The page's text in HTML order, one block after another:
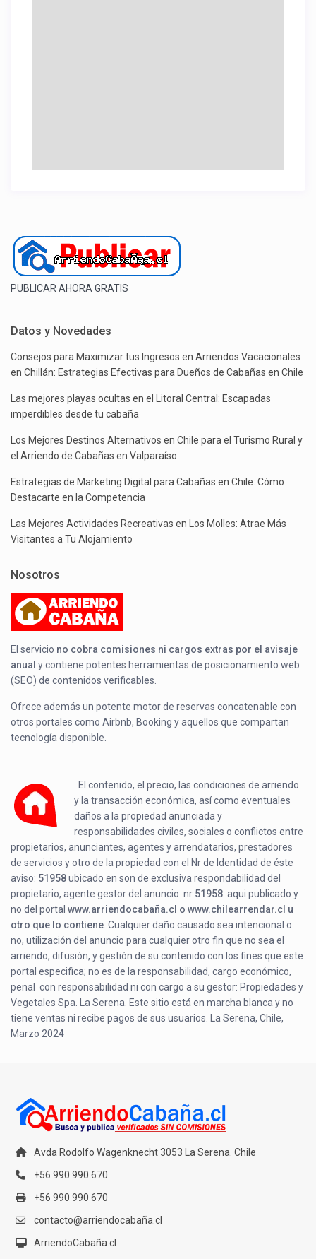
PUBLICAR AHORA GRATIS
Datos y Novedades
Consejos para Maximizar tus Ingresos en Arriendos Vacacionales
en Chillán: Estrategias Efectivas para Dueños de Cabañas en Chile
Las mejores playas ocultas en el Litoral Central: Escapadas
imperdibles desde tu cabaña
Los Mejores Destinos Alternativos en Chile para el Turismo Rural y
el Arriendo de Cabañas en Valparaíso
Estrategias de Marketing Digital para Cabañas en Chile: Cómo
Destacarte en la Competencia
Las Mejores Actividades Recreativas en Los Molles: Atrae Más
Visitantes a Tu Alojamiento
Nosotros
El servicio no cobra comisiones ni cargos extras por el avisaje
anual y contiene potentes herramientas de posicionamiento web
(SEO) de contenidos verificables.
Ofrece además un potente motor de reservas concatenable con
otros portales como Airbnb, Booking y aquellos que compartan
tecnología disponible.
El contenido, el precio, las condiciones de arriendo
y la transacción económica, así como eventuales
daños a la propiedad anunciada y
responsabilidades civiles, sociales o conflictos entre
propietarios, anunciantes, agentes y arrendatarios, prestadores
de servicios y otro de la propiedad con el Nr de Identidad de éste
aviso: 51958ubicado enson de exclusiva respondabilidad del
propietario, agente gestor del anuncio nr 51958 aqui publicado y
no del portalwww.arriendocabaña.cl o www.chilearrendar.cl u
otro que lo contiene . Cualquier daño causado sea intencional o
no, utilización del anuncio para cualquier otro fin que no sea el
arriendo, difusión, y gestión de su contenido con los fines que este
portal especifica; no es de la responsabilidad, cargo económico,
penal con responsabilidad ni con cargo a su gestor: Propiedades y
Vegetales Spa. La Serena. Este sitio está en marcha blanca y no
tiene ventas ni recibe pagos de sus usuarios. La Serena, Chile,
Marzo 2024
Avda Rodolfo Wagenknecht 3053 La Serena. Chile
+56 990 990 670
+56 990 990 670
contacto@arriendocabaña.cl
ArriendoCabaña.cl